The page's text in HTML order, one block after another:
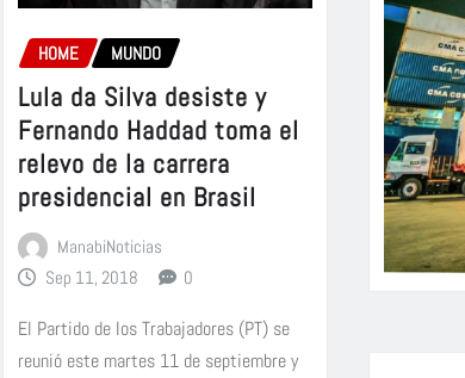
HOME MUNDO
Lula da Silva desiste y
Fernando Haddad toma el
relevo de la carrera
presidencial en Brasil
ManabiNoticias
Sep 11, 2018
0
El Partido de los Trabajadores (PT) se
reunió este martes 11 de septiembre y